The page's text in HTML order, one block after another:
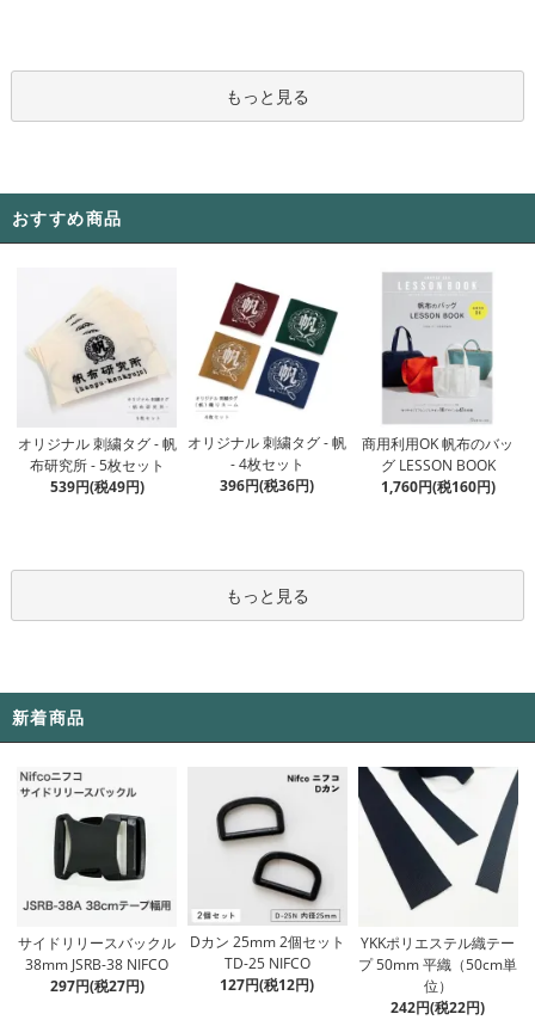
もっと見る
おすすめ商品
オリジナル 刺繍タグ - 帆
布研究所 - 5枚セット
539円(税49円)
オリジナル 刺繍タグ - 帆
- 4枚セット
396円(税36円)
商用利用OK 帆布のバッ
グ LESSON BOOK
1,760円(税160円)
もっと見る
新着商品
サイドリリースバックル
38mm JSRB-38 NIFCO
297円(税27円)
Dカン 25mm 2個セット
TD-25 NIFCO
127円(税12円)
YKKポリエステル織テー
プ 50mm 平織（50cm単
位）
242円(税22円)